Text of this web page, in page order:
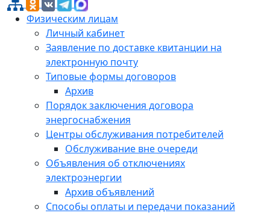
Физическим лицам
Личный кабинет
Заявление по доставке квитанции на
электронную почту
Типовые формы договоров
Архив
Порядок заключения договора
энергоснабжения
Центры обслуживания потребителей
Обслуживание вне очереди
Объявления об отключениях
электроэнергии
Архив объявлений
Способы оплаты и передачи показаний